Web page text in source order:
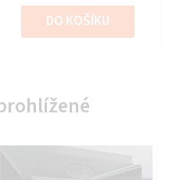
DO KOŠÍKU